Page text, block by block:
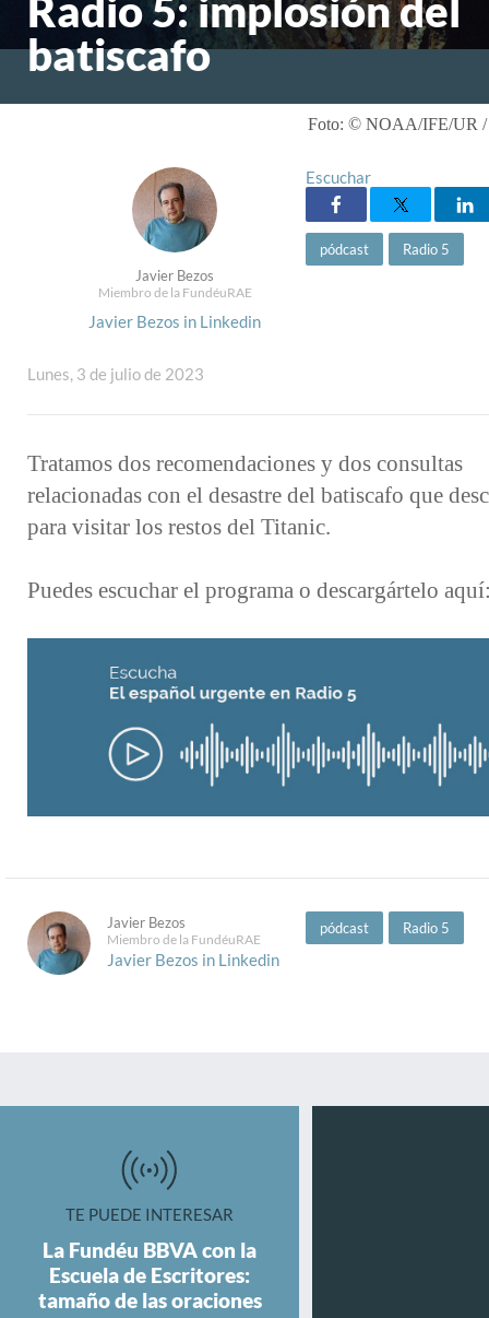
Radio 5: implosión del
batiscafo
Foto: © NOAA/IFE/UR /
Javier Bezos
Miembro de la FundéuRAE
Javier Bezos in Linkedin
Escuchar
pódcast Radio 5
Lunes, 3 de julio de 2023
Tratamos dos recomendaciones y dos consultas
relacionadas con el desastre del batiscafo que
para visitar los restos del Titanic.
Puedes escuchar el programa o descargártelo
Javier Bezos
Miembro de la FundéuRAE
Javier Bezos in Linkedin
pódcast Radio 5
TE PUEDE INTERESAR
La Fundéu BBVA con la
Escuela de Escritores:
tamaño de las oraciones